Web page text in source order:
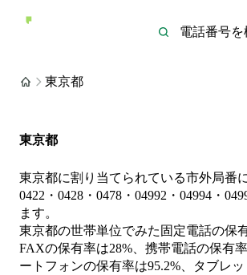
東京都
東京都
東京都に割り当てられている市外局番
0422・0428・0478・04992・04994・
ます。
東京都の世帯単位でみた固定電話の保有
FAXの保有率は28%、携帯電話の保有
ートフォンの保有率は95.2%、タブレ